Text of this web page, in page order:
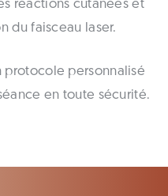
réactions cutanées et
du faisceau laser.
protocole personnalisé
en toute sécurité.